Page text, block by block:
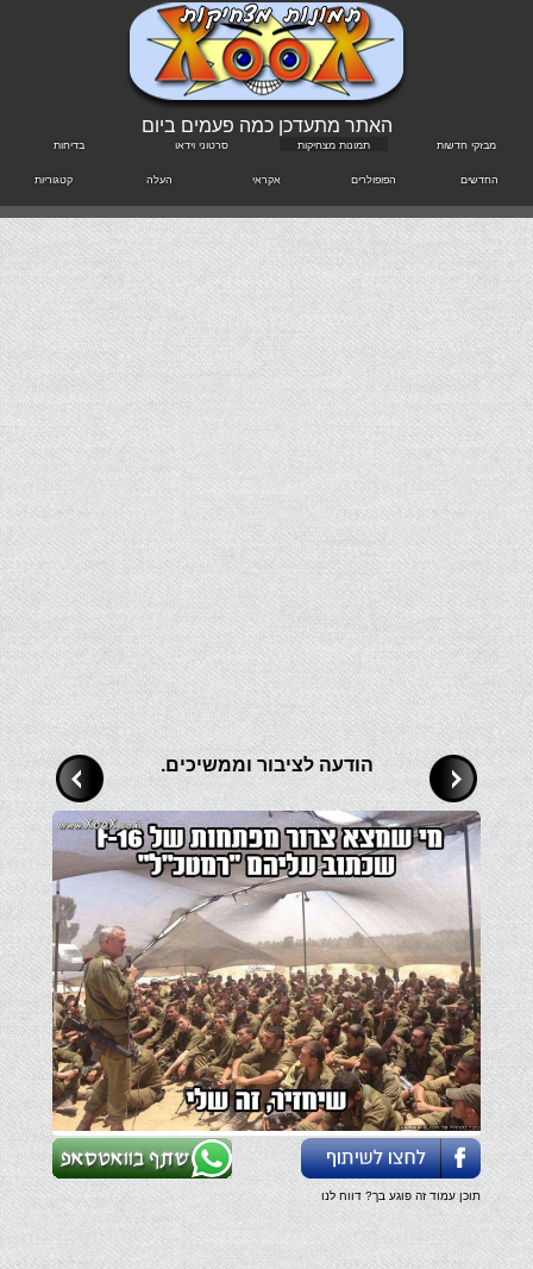
האתר מתעדכן כמה פעמים ביום
מבזקי חדשות תמונות מצחיקות סרטוני וידאו בדיחות
החדשים הפופולרים אקראי העלה קטגוריות
הודעה לציבור וממשיכים.
תוכן עמוד זה פוגע בך? דווח לנו